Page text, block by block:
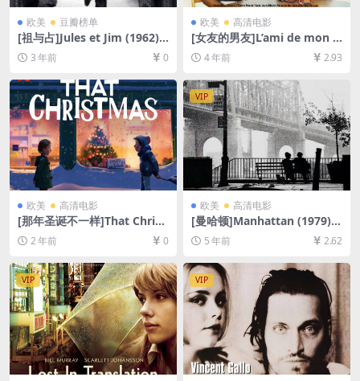
欧美 豆瓣榜单
[祖与占]Jules et Jim (1962)
[百度网盘+夸克网盘1080P超
清未删减资源][网盘在线播放/
3 年前 0
欧美 高清电影
[女友的男友]L’ami de mon a
mie (1987)[百度网盘+迅雷云
盘资源1080P超清未删减][MP
4 年前 2.93
欧美 高清电影
[那年圣诞不一样]That Christ
mas (2024)[百度网盘+夸克网
盘1080P超清未删减资源][网
盘在线播放/下载][MP4/3.5G
B][官方中字]
2 年前 0
VIP
欧美 高清电影
[曼哈顿]Manhattan (1979)
[百度网盘+迅雷云盘资源1080
P超清未删减][MP4/5.8GB][中
英字幕]
5 年前 2.62
VIP VIP